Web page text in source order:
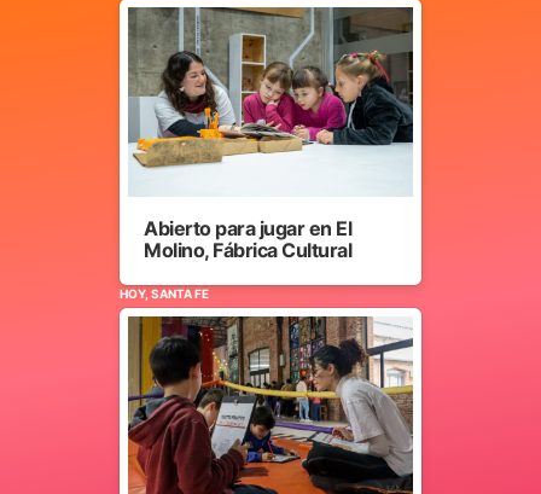
Abierto para jugar en El
Molino, Fábrica Cultural
HOY, SANTA FE